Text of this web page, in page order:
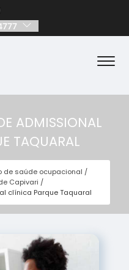
ADMISSIONAL
TAQUARAL
de saúde ocupacional
Capivari
clínica Parque Taquaral